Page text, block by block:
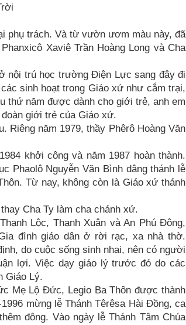
phụ trách. Và từ vườn ươm màu này, đã
Xaviê Trần Hoàng Long và Cha
nội trú học trường Điện Lực sang đây đi
sinh hoạt trong Giáo xứ như cắm trại,
thứ năm được dành cho giới trẻ, anh em
giới trẻ của Giáo xứ.
Riêng năm 1979, thầy Phêrô Hoàng Văn
khởi công và năm 1987 hoàn thành.
Phaolô Nguyễn Văn Bình dâng thánh lễ
Từ nay, không còn là Giáo xứ thánh
Cha Ty làm cha chánh xứ.
Lộc, Thạnh Xuân và An Phú Đông,
đình giáo dân ở rời rạc, xa nhà thờ.
do cuộc sống sinh nhai, nên có người
lợi. Việc dạy giáo lý trước đó do các
Giáo Lý.
Mẹ Lộ Đức, Legio Ba Thôn được thành
mừng lễ Thánh Têrêsa Hài Đồng, ca
đông. Vào ngày lễ Thánh Tâm Chúa